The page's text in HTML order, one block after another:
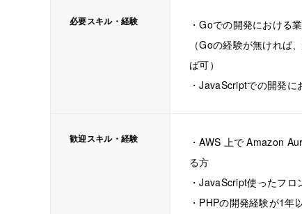
必要スキル・経験
・Goでの開発における
（Goの経験が無ければ
ば可）
・JavaScriptでの開発
歓迎スキル・経験
・AWS 上で Amazon
る方
・JavaScript使ったフ
・PHPの開発経験が1年